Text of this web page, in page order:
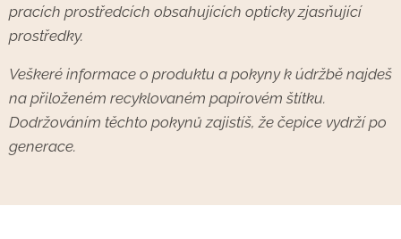
pracích prostředcích obsahujících opticky zjasňující
prostředky.
Veškeré informace o produktu a pokyny k údržbě najdeš
na přiloženém recyklovaném papírovém štítku.
Dodržováním těchto pokynů zajistíš, že čepice vydrží po
generace.